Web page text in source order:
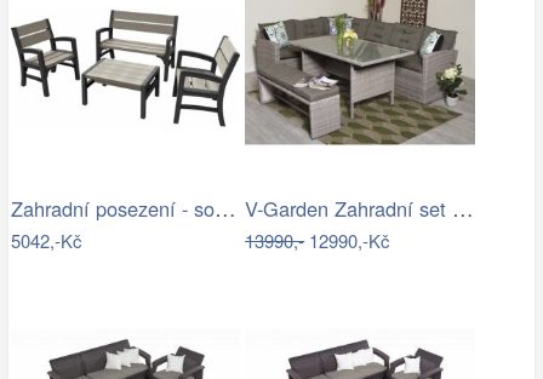
Zahradní posezení - souprava - UZN
5042,-Kč
V-Garden Zahradní set TUNIS SET 6
13990,-12990,-Kč